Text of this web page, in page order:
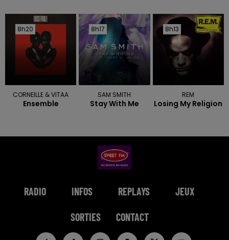
8h20
8h20
CORNEILLE & VITAA
Ensemble
8h17
8h17
SAM SMITH
Stay With Me
8h13
8h13
REM
Losing My Religion
RADIO INFOS REPLAYS JEUX
SORTIES CONTACT